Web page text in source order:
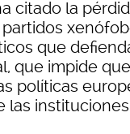
citado la
que
que impide
políticas
las